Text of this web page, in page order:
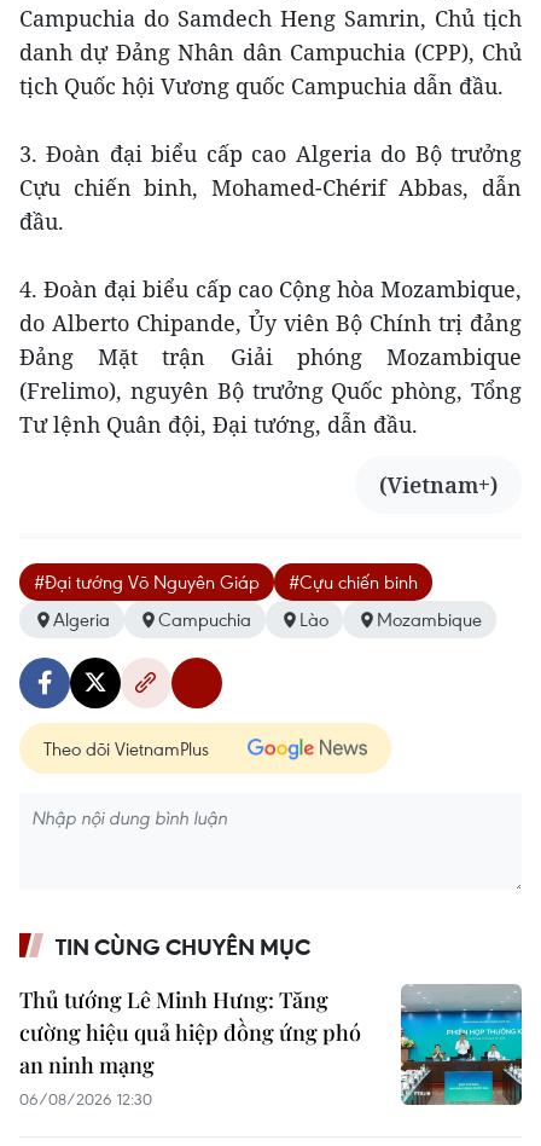
Campuchia do Samdech Heng Samrin, Chủ tịch
danh dự Đảng Nhân dân Campuchia (CPP), Chủ
tịch Quốc hội Vương quốc Campuchia dẫn đầu.
3. Đoàn đại biểu cấp cao Algeria do Bộ trưởng
Cựu chiến binh, Mohamed-Chérif Abbas, dẫn
đầu.
4. Đoàn đại biểu cấp cao Cộng hòa Mozambique,
do Alberto Chipande, Ủy viên Bộ Chính trị đảng
Đảng Mặt trận Giải phóng Mozambique
(Frelimo), nguyên Bộ trưởng Quốc phòng, Tổng
Tư lệnh Quân đội, Đại tướng, dẫn đầu.
(Vietnam+)
#Đại tướng Võ Nguyên Giáp
#Cựu chiến binh
Algeria
Campuchia Lào Mozambique
Theo dõi VietnamPlus
TIN CÙNG CHUYÊN MỤC
Thủ tướng Lê Minh Hưng: Tăng
cường hiệu quả hiệp đồng ứng phó
an ninh mạng
06/08/2026 12:30